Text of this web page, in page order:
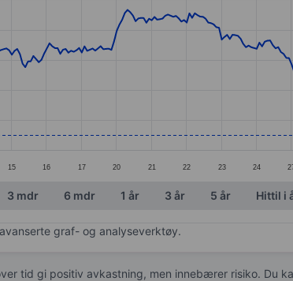
categories.
15 16 17 20 21 22 23 24
3 mdr 6 mdr 1 år 3 år 5 år Hittil i
graf- og analyseverktøy.
tid gi positiv avkastning, men innebærer risiko. Du